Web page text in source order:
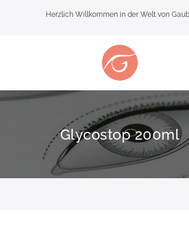
Herzlich Willkommen in der Welt von
Glycostop 200ml